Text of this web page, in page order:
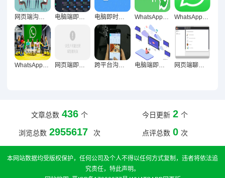
网页端沟通工具效率管理的价值重塑与路径探索 电脑端即时通讯，构建稳定工作节奏的数字化基石 电脑即时通讯，专注利器抑或分心之源？ WhatsApp网页版，多任务办公人群的高效沟通利器与价值解析 WhatsApp网页版为何成为用户长期沟通新宠？
WhatsApp网页版办公场景优势深度剖析 网页端即时通讯，信息同步速度的技术架构与用户体验深度解析 跨平台沟通新范式，WhatsApp网页版重构日常工作场景 电脑端即时通讯，专注力重构的数字化破局之道 网页端聊天对沟通透明度的多维提升路径探究
文章总数 436 个 今日更新 2 个
浏览总数 2955617 次 点评总数 0 次
本网站数据均受版权保护，任何公司及个人不得以任何方式复制，违者将依法追
究责任，特此声明。